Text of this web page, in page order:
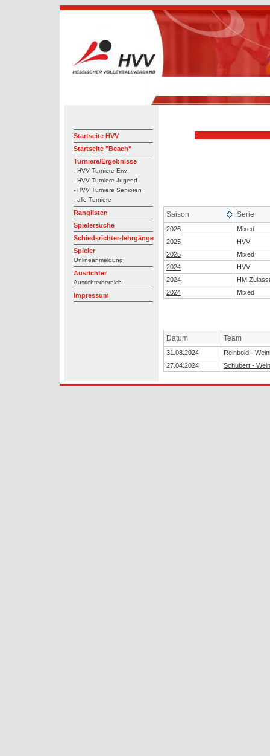
Startseite HVV
Startseite "Beach"
Turniere/Ergebnisse
- HVV Turniere Erw.
- HVV Turniere Jugend
- HVV Turniere Senioren
- alle Turniere
Ranglisten
Spielersuche
Schiedsrichter-lehrgänge
Spieler
Onlineanmeldung
Ausrichter
Ausrichterbereich
Impressum
Saison Serie
2026
Mixed
2025
HVV
2025
Mixed
2024
HVV
2024
HM
2024
Mixed
Datum Team
31.08.2024
Reinbold -
27.04.2024
Schubert -